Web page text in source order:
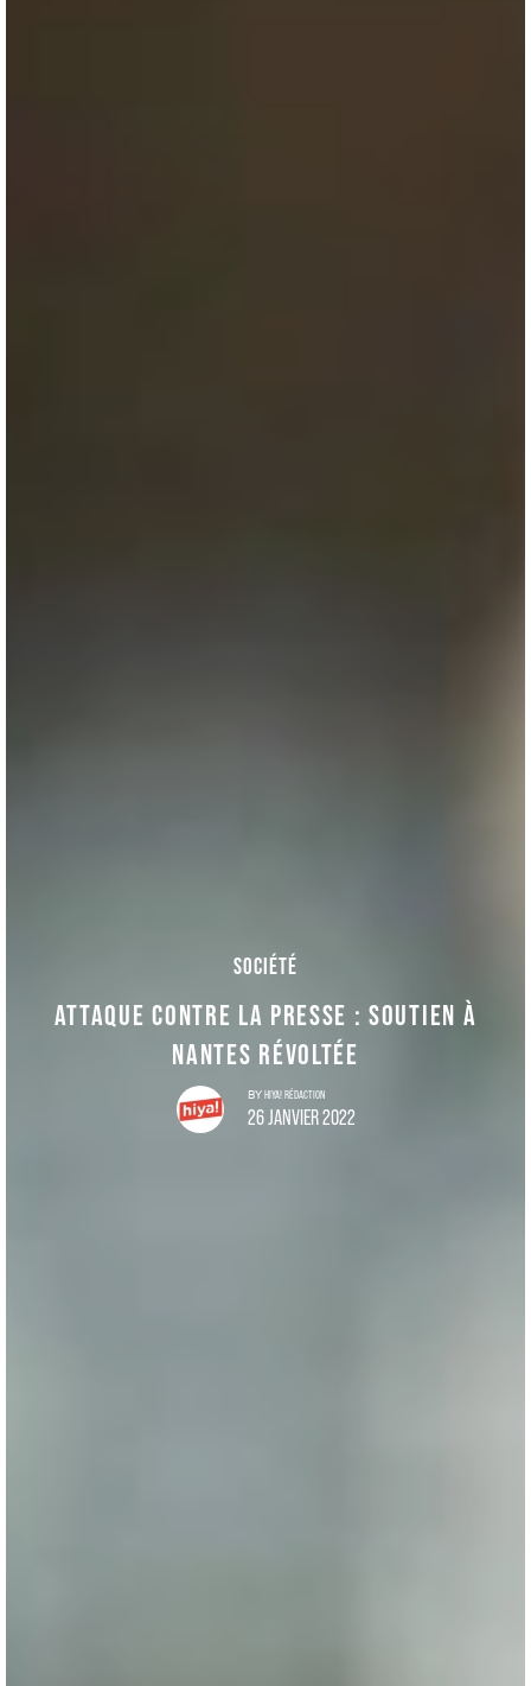
SOCIÉTÉ
ATTAQUE CONTRE LA PRESSE : SOUTIEN À
NANTES RÉVOLTÉE
BY HIYA! RÉDACTION
26 JANVIER 2022